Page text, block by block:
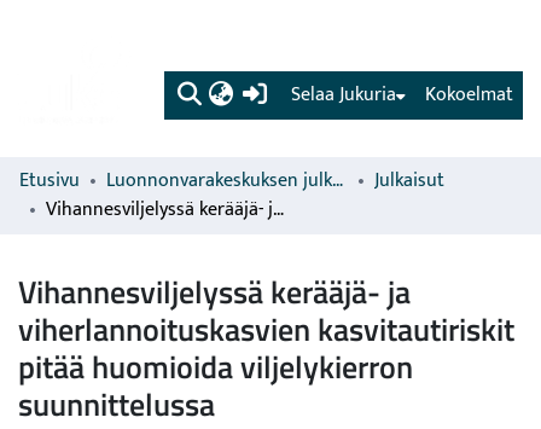
(current) Kokoelmat
Selaa Jukuria
Etusivu Luonnonvarakeskuksen julkaisut
Julkaisut
Vihannesviljelyssä kerääjä- ja viherlannoituskasvien kasvitautiriskit pitää huomioida viljelykierron suunnittelussa
Vihannesviljelyssä kerääjä- ja
viherlannoituskasvien kasvitautiriskit
pitää huomioida viljelykierron
suunnittelussa